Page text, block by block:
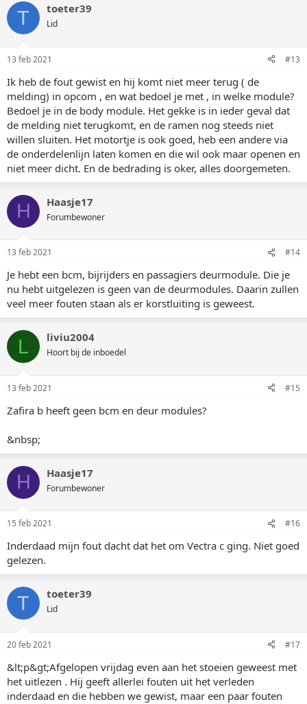
T toeter39
Lid
13 feb 2021 #13
Ik heb de fout gewist en hij komt niet meer terug ( de
melding) in opcom , en wat bedoel je met , in welke module?
Bedoel je in de body module. Het gekke is in ieder geval dat
de melding niet terugkomt, en de ramen nog steeds niet
willen sluiten. Het motortje is ook goed, heb een andere via
de onderdelenlijn laten komen en die wil ook maar openen en
niet meer dicht. En de bedrading is oker, alles doorgemeten.
H Haasje17
Forumbewoner
13 feb 2021 #14
Je hebt een bcm, bijrijders en passagiers deurmodule. Die je
nu hebt uitgelezen is geen van de deurmodules. Daarin zullen
veel meer fouten staan als er korstluiting is geweest.
L liviu2004
Hoort bij de inboedel
13 feb 2021 #15
Zafira b heeft geen bcm en deur modules?
&nbsp;
H Haasje17
Forumbewoner
15 feb 2021 #16
Inderdaad mijn fout dacht dat het om Vectra c ging. Niet goed
gelezen.
T toeter39
Lid
20 feb 2021 #17
&lt;p&gt;Afgelopen vrijdag even aan het stoeien geweest met
het uitlezen . Hij geeft allerlei fouten uit het verleden
inderdaad en die hebben we gewist, maar een paar fouten